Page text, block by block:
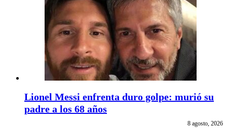
Lionel Messi enfrenta duro golpe: murió su
padre a los 68 años
8 agosto, 2026